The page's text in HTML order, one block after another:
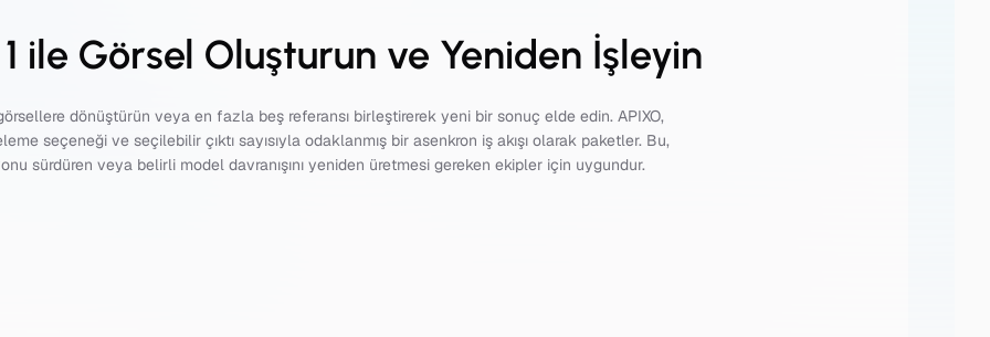
ile Görsel Oluşturun ve Yeniden İşleyin
dönüştürün veya en fazla beş referansı birleştirerek yeni bir sonuç elde edin. APIXO,
seçeneği ve seçilebilir çıktı sayısıyla odaklanmış bir asenkron iş akışı olarak paketler. Bu,
sürdüren veya belirli model davranışını yeniden üretmesi gereken ekipler için uygundur.